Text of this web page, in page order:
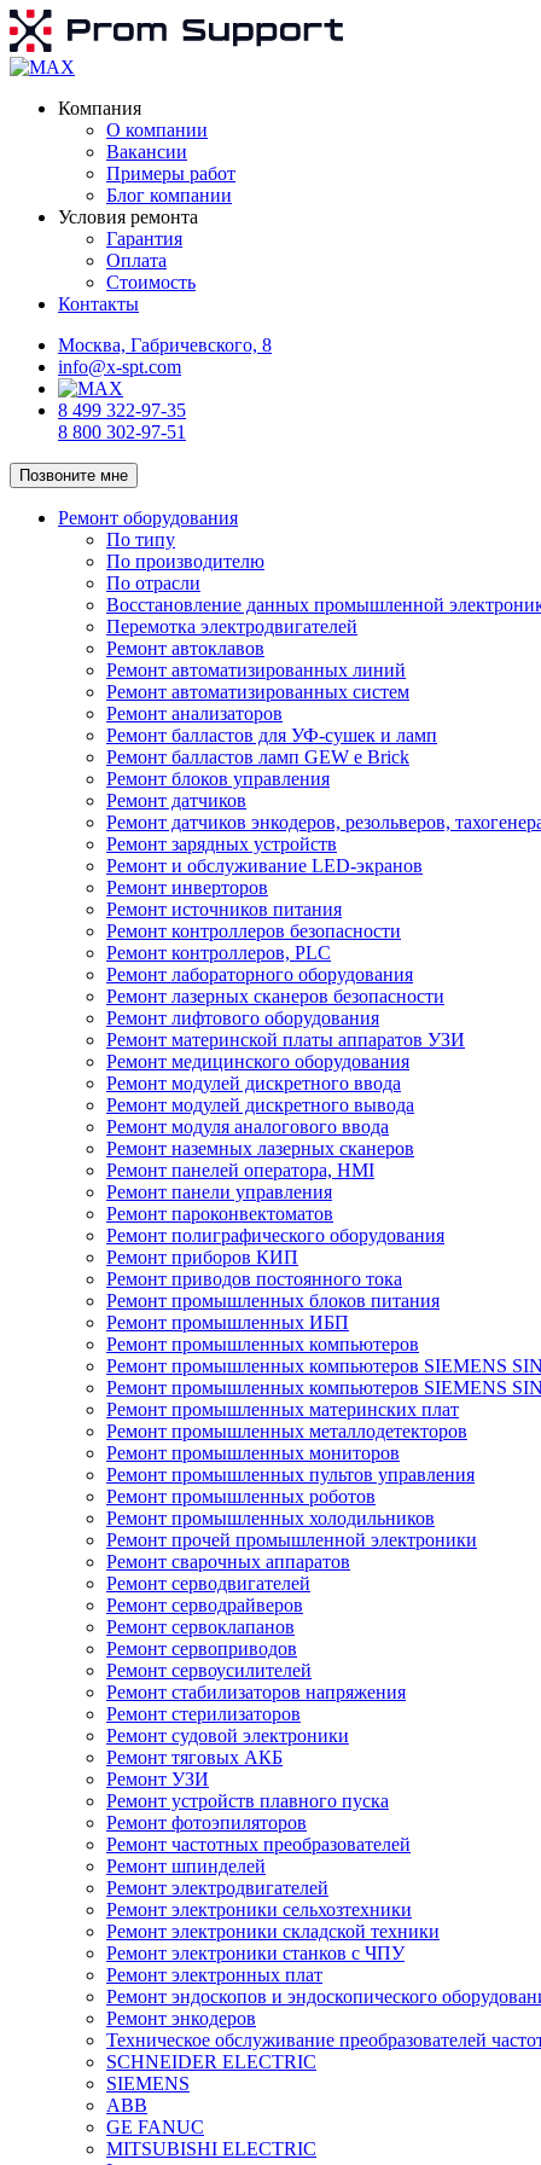
Компания
О компании
Вакансии
Примеры работ
Блог компании
Условия ремонта
Гарантия
Оплата
Стоимость
Контакты
Москва, Габричевского, 8
info@x-spt.com
8 499 322-97-35
8 800 302-97-51
Позвоните мне
Ремонт оборудования
По типу
По производителю
По отрасли
Восстановление данных промышленной
Перемотка электродвигателей
Ремонт автоклавов
Ремонт автоматизированных линий
Ремонт автоматизированных систем
Ремонт анализаторов
Ремонт балластов для УФ-сушек и ламп
Ремонт балластов ламп GEW e Brick
Ремонт блоков управления
Ремонт датчиков
Ремонт датчиков энкодеров, резольверов,
Ремонт зарядных устройств
Ремонт и обслуживание LED-экранов
Ремонт инверторов
Ремонт источников питания
Ремонт контроллеров безопасности
Ремонт контроллеров, PLC
Ремонт лабораторного оборудования
Ремонт лазерных сканеров безопасности
Ремонт лифтового оборудования
Ремонт материнской платы аппаратов УЗИ
Ремонт медицинского оборудования
Ремонт модулей дискретного ввода
Ремонт модулей дискретного вывода
Ремонт модуля аналогового ввода
Ремонт наземных лазерных сканеров
Ремонт панелей оператора, HMI
Ремонт панели управления
Ремонт пароконвектоматов
Ремонт полиграфического оборудования
Ремонт приборов КИП
Ремонт приводов постоянного тока
Ремонт промышленных блоков питания
Ремонт промышленных ИБП
Ремонт промышленных компьютеров
Ремонт промышленных компьютеров SIEMENS
Ремонт промышленных компьютеров SIEMENS
Ремонт промышленных материнских плат
Ремонт промышленных металлодетекторов
Ремонт промышленных мониторов
Ремонт промышленных пультов управления
Ремонт промышленных роботов
Ремонт промышленных холодильников
Ремонт прочей промышленной электроники
Ремонт сварочных аппаратов
Ремонт серводвигателей
Ремонт серводрайверов
Ремонт сервоклапанов
Ремонт сервоприводов
Ремонт сервоусилителей
Ремонт стабилизаторов напряжения
Ремонт стерилизаторов
Ремонт судовой электроники
Ремонт тяговых АКБ
Ремонт УЗИ
Ремонт устройств плавного пуска
Ремонт фотоэпиляторов
Ремонт частотных преобразователей
Ремонт шпинделей
Ремонт электродвигателей
Ремонт электроники сельхозтехники
Ремонт электроники складской техники
Ремонт электроники станков с ЧПУ
Ремонт электронных плат
Ремонт эндоскопов и эндоскопического
Ремонт энкодеров
Техническое обслуживание преобразователей
SCHNEIDER ELECTRIC
SIEMENS
ABB
GE FANUC
MITSUBISHI ELECTRIC